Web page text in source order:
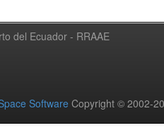
del Ecuador - RRAAE
Software Copyright © 2002-